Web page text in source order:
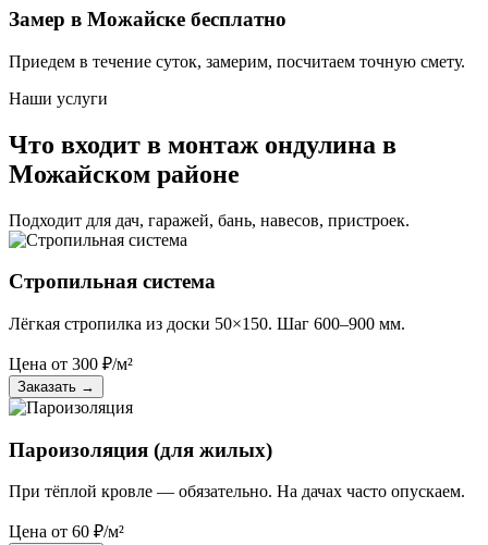
Замер в Можайске бесплатно
Приедем в течение суток, замерим, посчитаем точную смету.
Наши услуги
Что входит в монтаж ондулина в
Можайском районе
Подходит для дач, гаражей, бань, навесов, пристроек.
Стропильная система
Лёгкая стропилка из доски 50×150. Шаг 600–900 мм.
Цена от 300 ₽/м²
Заказать →
Пароизоляция (для жилых)
При тёплой кровле — обязательно. На дачах часто опускаем.
Цена от 60 ₽/м²